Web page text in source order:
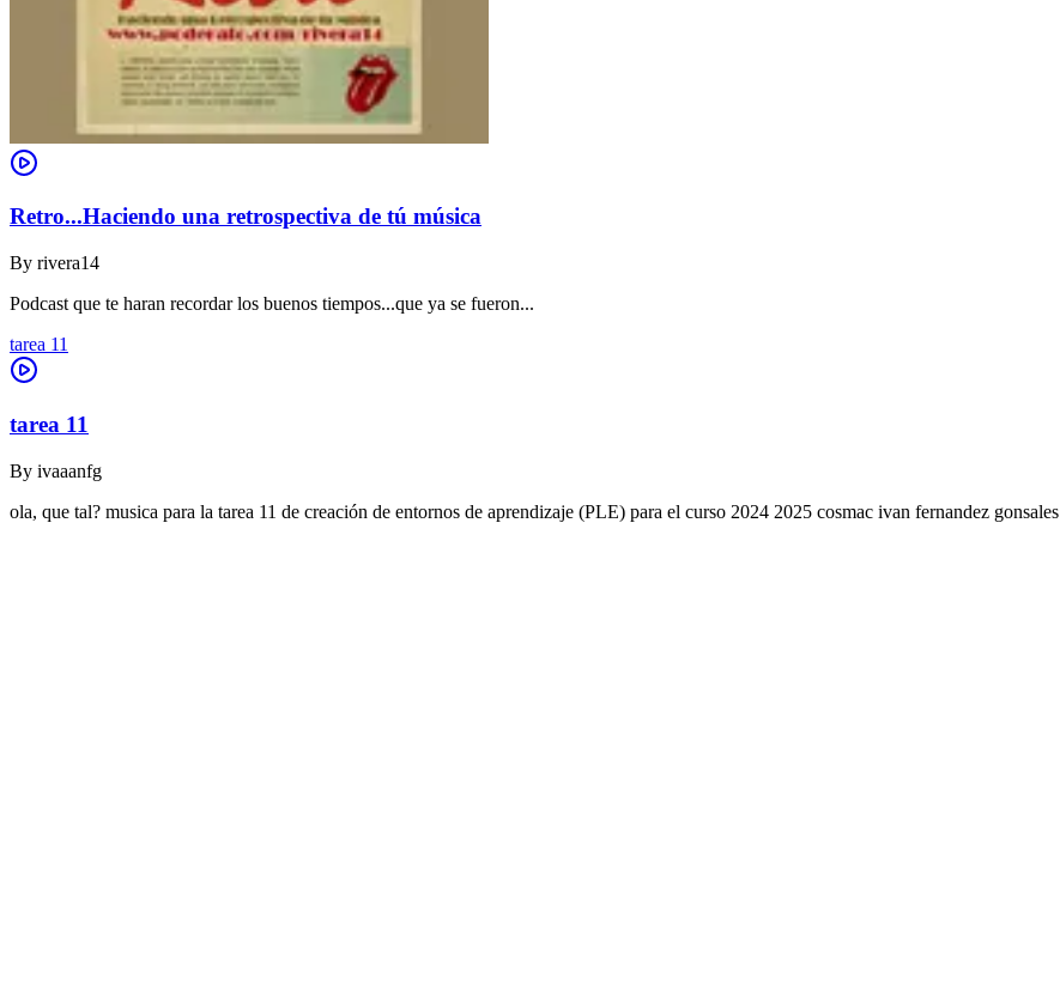
Retro...Haciendo una retrospectiva de tú música
By rivera14
Podcast que te haran recordar los buenos tiempos...que ya se fueron...
tarea 11
tarea 11
By ivaaanfg
ola, que tal? musica para la tarea 11 de creación de entornos de aprendizaje (PLE) para el curso 2024 2025 cosmac ivan fernandez gonsales